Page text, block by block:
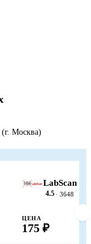
Москва)
LabScan
4.5 · 3648
ЦЕНА
175 ₽